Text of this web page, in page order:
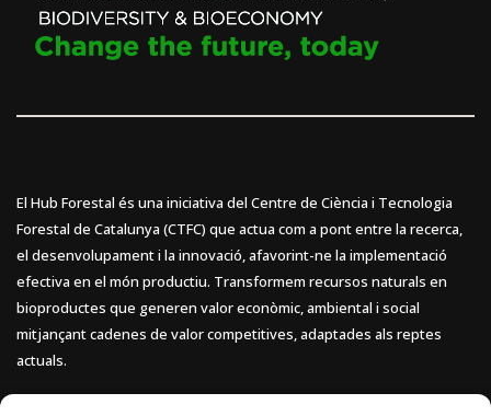
El Hub Forestal és una iniciativa del Centre de Ciència i Tecnologia
Forestal de Catalunya (CTFC) que actua com a pont entre la recerca,
el desenvolupament i la innovació, afavorint-ne la implementació
efectiva en el món productiu. Transformem recursos naturals en
bioproductes que generen valor econòmic, ambiental i social
mitjançant cadenes de valor competitives, adaptades als reptes
actuals.